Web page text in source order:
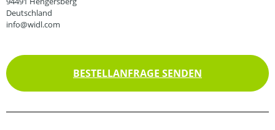
Deutschland
info@widl.com
BESTELLANFRAGE SENDEN